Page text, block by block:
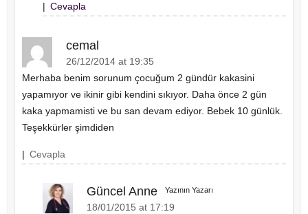
| Cevapla
cemal
26/12/2014 at 19:35
Merhaba benim sorunum çocuğum 2 gündür kakasini
yapamıyor ve ikinir gibi kendini sıkıyor. Daha önce 2 gün
kaka yapmamisti ve bu san devam ediyor. Bebek 10 günlük.
Teşekkürler şimdiden
| Cevapla
Güncel Anne Yazının Yazarı
18/01/2015 at 17:19